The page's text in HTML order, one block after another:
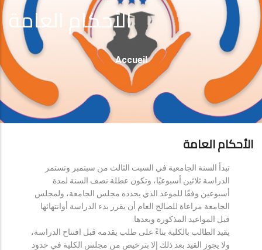
الأحكام العامة
Fil
D'Ariane
Accueil
الأحكام العامة
تبدأ السنة الجامعية في السبت الثالث من سبتمبر وتستمر
الدراسة ثلاثين أسبوعيًا، وتكون عطلة نصف السنة لمدة
أسبوعين وفقًا للموعد الذي يحدده مجلس الجامعة، ولمجلس
الجامعة مراعاة للصالح العام أن يقرر بدء الدراسة أوانتهائها
قبل المواعيد المذكورة وبعدها.
يقيد الطالب بالكلية بناءً على طلب يقدمه قبل افتتاح الدراسة،
ولا يجوز القيد بعد ذلك إلا بترخيص من مجلس الكلية في حدود